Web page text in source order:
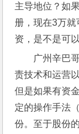
主导地位？如
册，现在3万
资，是不是可
广州辛巴
责技术和运营
但是如果有资
定的操作手法
份。至于股份